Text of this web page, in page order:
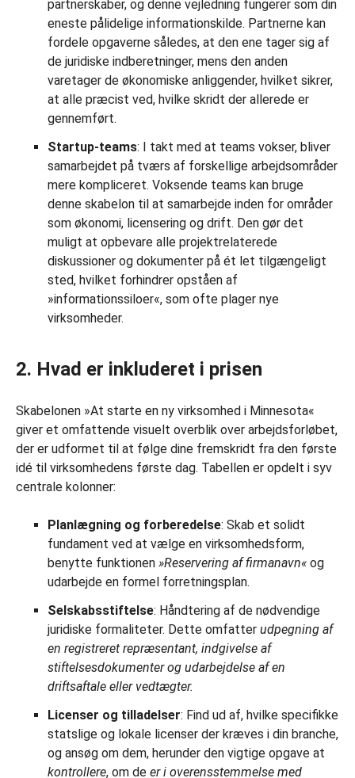
partnerskaber, og denne vejledning fungerer som din
eneste pålidelige informationskilde. Partnerne kan
fordele opgaverne således, at den ene tager sig af
de juridiske indberetninger, mens den anden
varetager de økonomiske anliggender, hvilket sikrer,
at alle præcist ved, hvilke skridt der allerede er
gennemført.
Startup-teams: I takt med at teams vokser, bliver
samarbejdet på tværs af forskellige arbejdsområder
mere kompliceret. Voksende teams kan bruge
denne skabelon til at samarbejde inden for områder
som økonomi, licensering og drift. Den gør det
muligt at opbevare alle projektrelaterede
diskussioner og dokumenter på ét let tilgængeligt
sted, hvilket forhindrer opståen af
»informationssiloer«, som ofte plager nye
virksomheder.
2. Hvad er inkluderet i prisen
Skabelonen »At starte en ny virksomhed i Minnesota«
giver et omfattende visuelt overblik over arbejdsforløbet,
der er udformet til at følge dine fremskridt fra den første
idé til virksomhedens første dag. Tabellen er opdelt i syv
centrale kolonner:
Planlægning og forberedelse: Skab et solidt
fundament ved at vælge en virksomhedsform,
benytte funktionen »Reservering af firmanavn« og
udarbejde en formel forretningsplan.
Selskabsstiftelse: Håndtering af de nødvendige
juridiske formaliteter. Dette omfatter udpegning af
en registreret repræsentant, indgivelse af
stiftelsesdokumenter og udarbejdelse af en
driftsaftale eller vedtægter.
Licenser og tilladelser: Find ud af, hvilke specifikke
statslige og lokale licenser der kræves i din branche,
og ansøg om dem, herunder den vigtige opgave at
kontrollere, om de er i overensstemmelse med